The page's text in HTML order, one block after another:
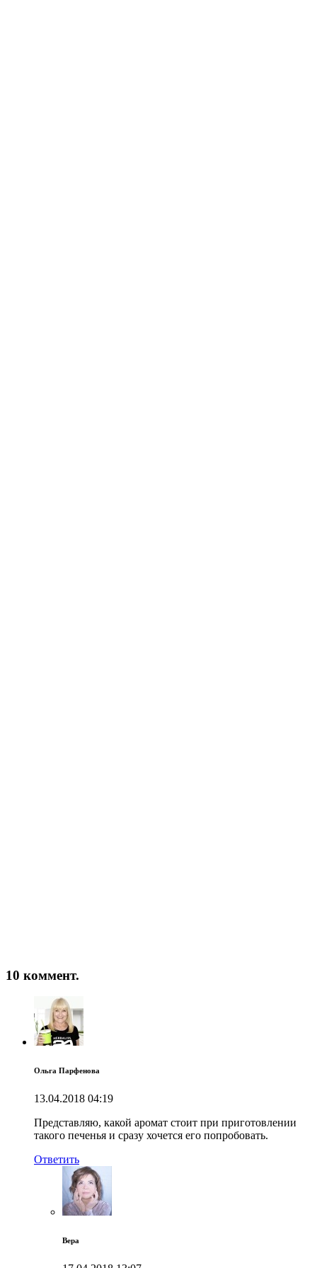
10 коммент.
Ольга Парфенова
13.04.2018 04:19
Представляю, какой аромат стоит при приготовлении
такого печенья и сразу хочется его попробовать.
Ответить
Вера